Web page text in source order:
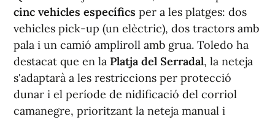
cinc vehicles específics per a les platges: dos
vehicles pick-up (un elèctric), dos tractors amb
pala i un camió ampliroll amb grua. Toledo ha
destacat que en la Platja del Serradal, la neteja
s'adaptarà a les restriccions per protecció
dunar i el període de nidificació del corriol
camanegre, prioritzant la neteja manual i